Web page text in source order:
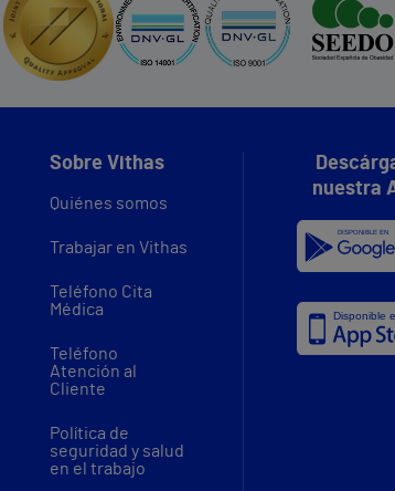
Sobre Vithas
Quiénes somos
Trabajar en Vithas
Teléfono Cita
Médica
Teléfono
Atención al
Cliente
Política de
seguridad y salud
en el trabajo
nuestra